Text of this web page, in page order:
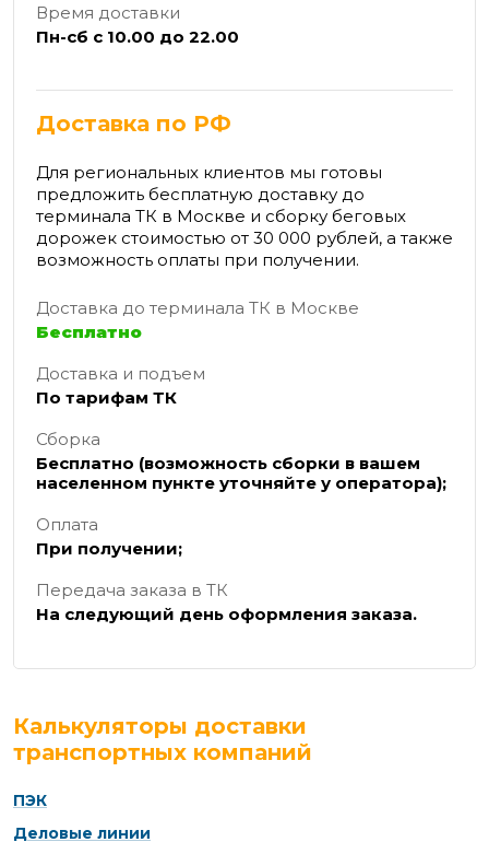
Время доставки
Пн-сб с 10.00 до 22.00
Доставка по РФ
Для региональных клиентов мы готовы
предложить бесплатную доставку до
терминала ТК в Москве и сборку беговых
дорожек стоимостью от 30 000 рублей, а также
возможность оплаты при получении.
Доставка до терминала ТК в Москве
Бесплатно
Доставка и подъем
По тарифам ТК
Сборка
Бесплатно (возможность сборки в вашем
населенном пункте уточняйте у оператора);
Оплата
При получении;
Передача заказа в ТК
На следующий день оформления заказа.
Калькуляторы доставки
транспортных компаний
ПЭК
Деловые линии